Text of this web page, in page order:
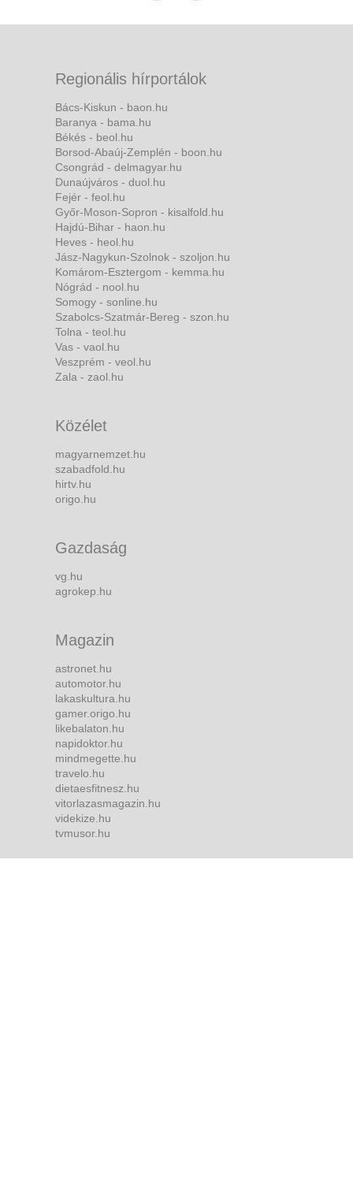
Regionális hírportálok
Bács-Kiskun - baon.hu
Baranya - bama.hu
Békés - beol.hu
Borsod-Abaúj-Zemplén - boon.hu
Csongrád - delmagyar.hu
Dunaújváros - duol.hu
Fejér - feol.hu
Győr-Moson-Sopron - kisalfold.hu
Hajdú-Bihar - haon.hu
Heves - heol.hu
Jász-Nagykun-Szolnok - szoljon.hu
Komárom-Esztergom - kemma.hu
Nógrád - nool.hu
Somogy - sonline.hu
Szabolcs-Szatmár-Bereg - szon.hu
Tolna - teol.hu
Vas - vaol.hu
Veszprém - veol.hu
Zala - zaol.hu
Közélet
magyarnemzet.hu
szabadfold.hu
hirtv.hu
origo.hu
Gazdaság
vg.hu
agrokep.hu
Magazin
astronet.hu
automotor.hu
lakaskultura.hu
gamer.origo.hu
likebalaton.hu
napidoktor.hu
mindmegette.hu
travelo.hu
dietaesfitnesz.hu
vitorlazasmagazin.hu
videkize.hu
tvmusor.hu